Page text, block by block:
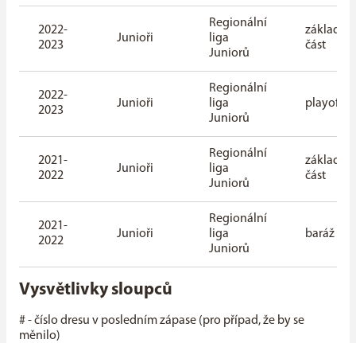
2022-
2023
Junioři
Regionální
liga
Juniorů
základní
část
2022-
2023
Junioři
Regionální
liga
Juniorů
playoff
2021-
2022
Junioři
Regionální
liga
Juniorů
základní
část
2021-
2022
Junioři
Regionální
liga
Juniorů
baráž
Vysvětlivky sloupců
# - číslo dresu v posledním zápase (pro případ, že by se
měnilo)